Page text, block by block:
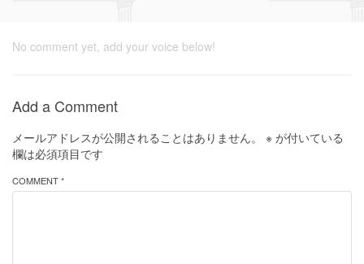
No comment yet, add your voice below!
Add a Comment
メールアドレスが公開されることはありません。 ※ が付いている
欄は必須項目です
COMMENT *